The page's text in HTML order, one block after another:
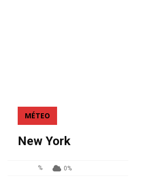
MÉTEO
New York
% 0%